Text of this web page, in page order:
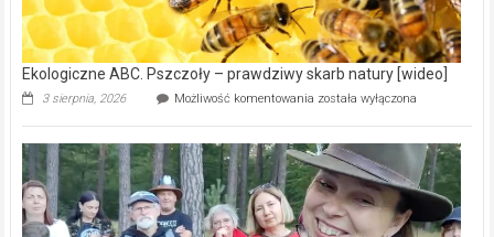
ścieków
[wideo]
Ekologiczne ABC. Pszczoły – prawdziwy skarb natury [wideo]
3 sierpnia, 2026 Możliwość komentowania Ekologiczne
–
prawdziwy
skarb
natury
[wideo]
została wyłączona